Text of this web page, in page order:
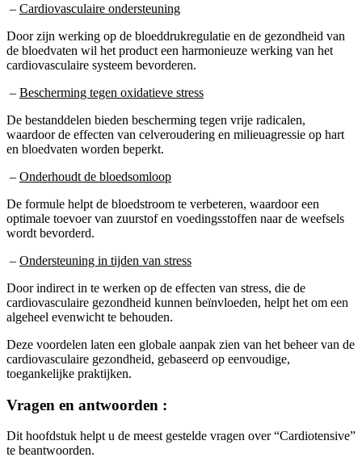
– Cardiovasculaire ondersteuning
Door zijn werking op de bloeddrukregulatie en de gezondheid van
de bloedvaten wil het product een harmonieuze werking van het
cardiovasculaire systeem bevorderen.
– Bescherming tegen oxidatieve stress
De bestanddelen bieden bescherming tegen vrije radicalen,
waardoor de effecten van celveroudering en milieuagressie op hart
en bloedvaten worden beperkt.
– Onderhoudt de bloedsomloop
De formule helpt de bloedstroom te verbeteren, waardoor een
optimale toevoer van zuurstof en voedingsstoffen naar de weefsels
wordt bevorderd.
– Ondersteuning in tijden van stress
Door indirect in te werken op de effecten van stress, die de
cardiovasculaire gezondheid kunnen beïnvloeden, helpt het om een
algeheel evenwicht te behouden.
Deze voordelen laten een globale aanpak zien van het beheer van de
cardiovasculaire gezondheid, gebaseerd op eenvoudige,
toegankelijke praktijken.
Vragen en antwoorden :
Dit hoofdstuk helpt u de meest gestelde vragen over “Cardiotensive”
te beantwoorden.